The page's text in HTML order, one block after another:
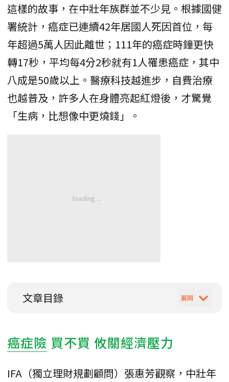
這樣的故事，在中壯年族群並不少見。根據國健
署統計，癌症已連續42年居國人死因首位，每
年超過5萬人因此離世；111年的癌症時鐘更快
轉17秒，平均每4分2秒就有1人罹患癌症，其中
八成是50歲以上。醫療科技越進步，自費治療
也越普及，許多人在身體亮起紅燈後，才驚覺
「生病，比想像中更燒錢」。
文章目錄
癌症險 買不買 攸關經濟壓力
IFA（獨立理財規劃顧問）張惠芳觀察，中壯年